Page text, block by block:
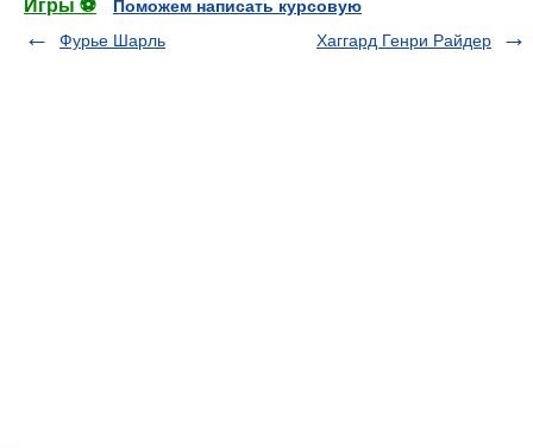
Игры ⚽
Поможем написать курсовую
Фурье Шарль
Хаггард Генри Райдер